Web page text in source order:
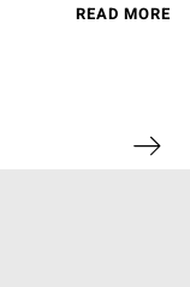
READ MORE
Next